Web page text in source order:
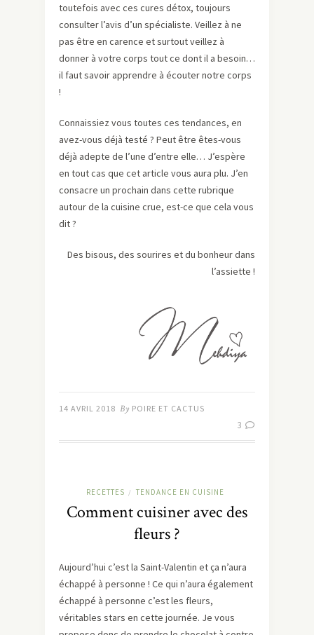
toutefois avec ces cures détox, toujours
consulter l’avis d’un spécialiste. Veillez à ne
pas être en carence et surtout veillez à
donner à votre corps tout ce dont il a besoin…
il faut savoir apprendre à écouter notre corps
!
Connaissiez vous toutes ces tendances, en
avez-vous déjà testé ? Peut être êtes-vous
déjà adepte de l’une d’entre elle… J’espère
en tout cas que cet article vous aura plu. J’en
consacre un prochain dans cette rubrique
autour de la cuisine crue, est-ce que cela vous
dit ?
Des bisous, des sourires et du bonheur dans
l’assiette !
14 AVRIL 2018 By POIRE ET CACTUS
3
RECETTES / TENDANCE EN CUISINE
Comment cuisiner avec des
fleurs ?
Aujourd’hui c’est la Saint-Valentin et ça n’aura
échappé à personne ! Ce qui n’aura également
échappé à personne c’est les fleurs,
véritables stars en cette journée. Je vous